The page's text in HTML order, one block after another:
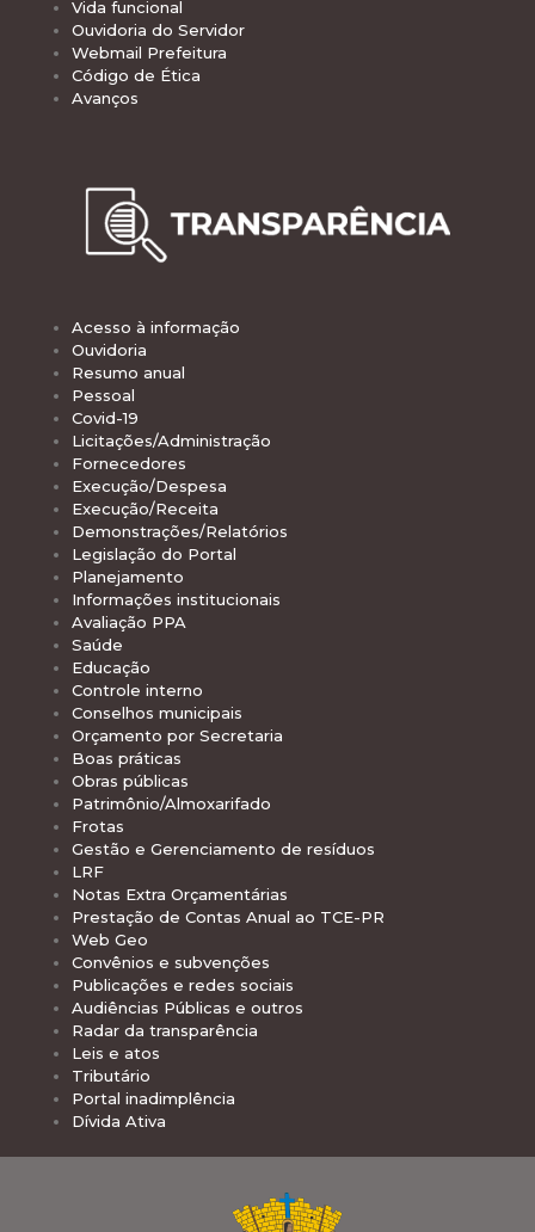
Vida funcional
Ouvidoria do Servidor
Webmail Prefeitura
Código de Ética
Avanços
Acesso à informação
Ouvidoria
Resumo anual
Pessoal
Covid-19
Licitações/Administração
Fornecedores
Execução/Despesa
Execução/Receita
Demonstrações/Relatórios
Legislação do Portal
Planejamento
Informações institucionais
Avaliação PPA
Saúde
Educação
Controle interno
Conselhos municipais
Orçamento por Secretaria
Boas práticas
Obras públicas
Patrimônio/Almoxarifado
Frotas
Gestão e Gerenciamento de resíduos
LRF
Notas Extra Orçamentárias
Prestação de Contas Anual ao TCE-PR
Web Geo
Convênios e subvenções
Publicações e redes sociais
Audiências Públicas e outros
Radar da transparência
Leis e atos
Tributário
Portal inadimplência
Dívida Ativa